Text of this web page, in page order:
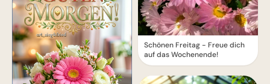
Schönen Freitag - Freue dich
auf das Wochenende!